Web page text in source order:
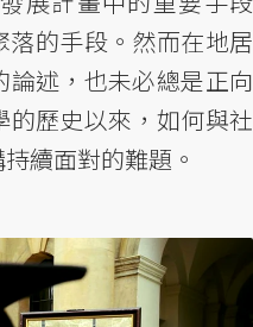
的手段。然而在地居
述，也未必總是正向
歷史以來，如何與社
續面對的難題。